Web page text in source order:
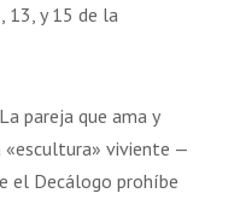
13, y 15 de la
La pareja que ama y
«escultura» viviente —
el Decálogo prohíbe